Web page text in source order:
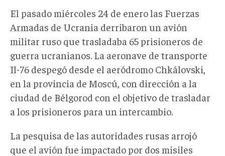
El pasado miércoles 24 de enero las Fuerzas
Armadas de Ucrania derribaron un avión
militar ruso que trasladaba 65 prisioneros de
guerra ucranianos. La aeronave de transporte
Il-76 despegó desde el aeródromo Chkálovski,
en la provincia de Moscú, con dirección a la
ciudad de Bélgorod con el objetivo de trasladar
a los prisioneros para un intercambio.
La pesquisa de las autoridades rusas arrojó
que el avión fue impactado por dos misiles